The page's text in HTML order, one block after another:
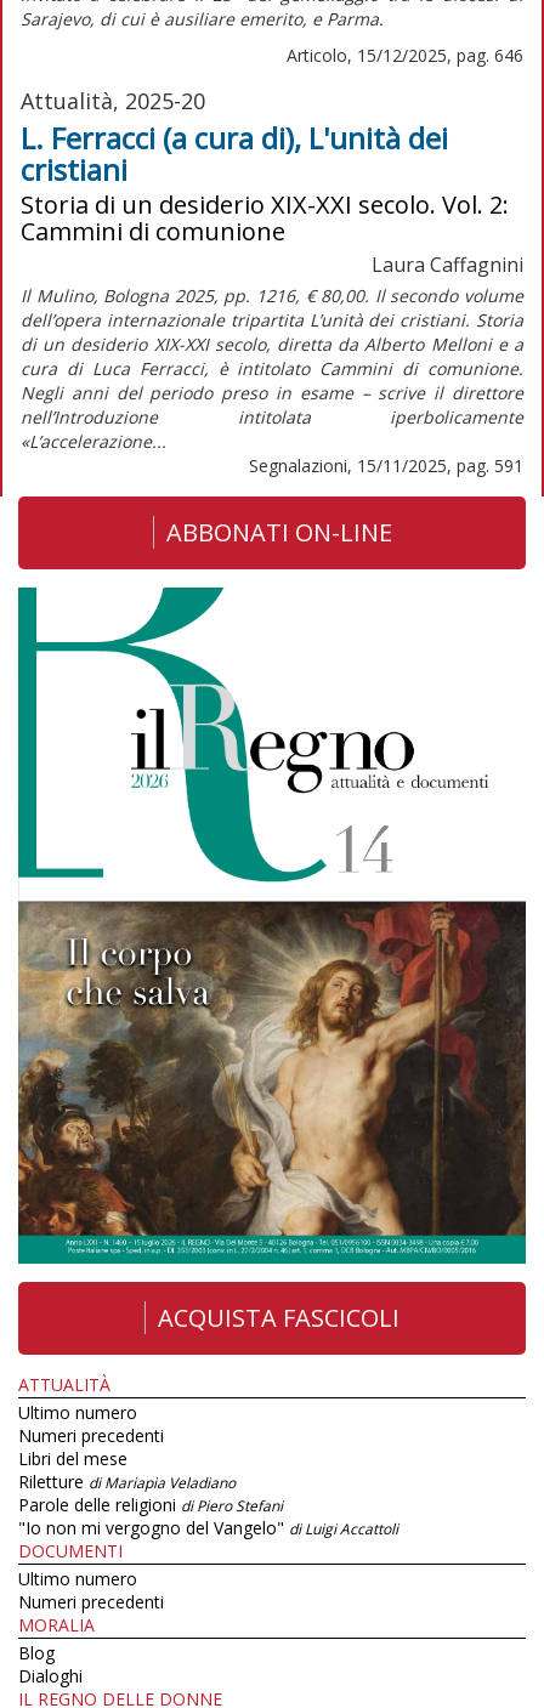
Sarajevo, di cui è ausiliare emerito, e Parma.
Articolo, 15/12/2025, pag. 646
Attualità, 2025-20
L. Ferracci (a cura di), L'unità dei
cristiani
Storia di un desiderio XIX-XXI secolo. Vol. 2:
Cammini di comunione
Laura Caffagnini
Il Mulino, Bologna 2025, pp. 1216, € 80,00. Il secondo volume
dell’opera internazionale tripartita L’unità dei cristiani. Storia
di un desiderio XIX-XXI secolo, diretta da Alberto Melloni e a
cura di Luca Ferracci, è intitolato Cammini di comunione.
Negli anni del periodo preso in esame – scrive il direttore
nell’Introduzione intitolata iperbolicamente
«L’accelerazione...
Segnalazioni, 15/11/2025, pag. 591
ABBONATI ON-LINE
ACQUISTA FASCICOLI
ATTUALITÀ
Ultimo numero
Numeri precedenti
Libri del mese
Riletture di Mariapia Veladiano
Parole delle religioni di Piero Stefani
"Io non mi vergogno del Vangelo" di Luigi Accattoli
DOCUMENTI
Ultimo numero
Numeri precedenti
MORALIA
Blog
Dialoghi
IL REGNO DELLE DONNE